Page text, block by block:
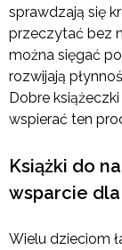
sprawdzają się
przeczytać bez
można sięgać
rozwijają
Dobre
wspierać ten
Książki do
wsparcie
Wielu dzieciom